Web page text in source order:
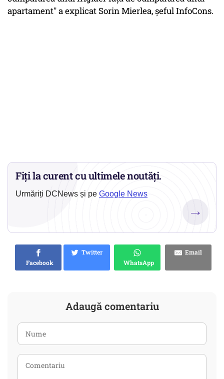
apartament" a explicat Sorin Mierlea, șeful InfoCons.
Fiți la curent cu ultimele noutăți.
Urmăriți DCNews și pe Google News
→
Facebook
Twitter
WhatsApp
Email
Adaugă comentariu